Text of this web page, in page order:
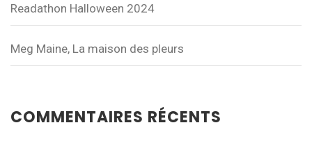
Readathon Halloween 2024
Meg Maine, La maison des pleurs
COMMENTAIRES RÉCENTS